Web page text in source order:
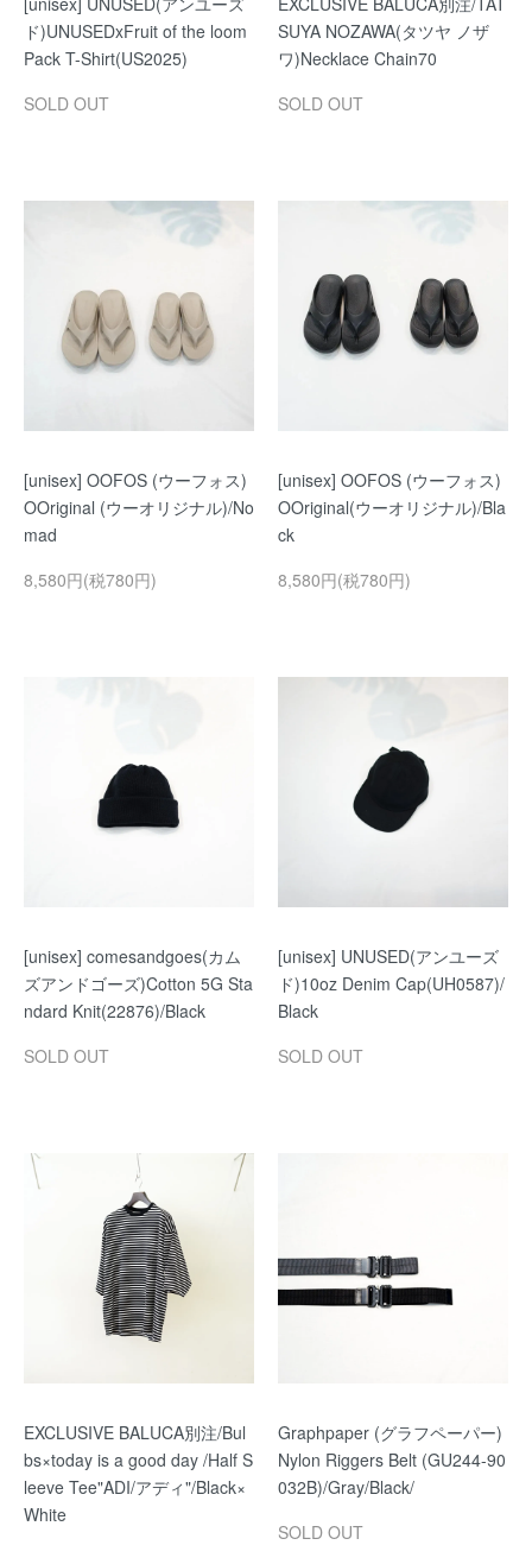
ド)UNUSEDxFruit of the loom
Pack T-Shirt(US2025)
SOLD OUT
SUYA NOZAWA(タツヤ ノザ
ワ)Necklace Chain70
SOLD OUT
[unisex] OOFOS (ウーフォス)
OOriginal (ウーオリジナル)/No
mad
8,580円(税780円)
[unisex] OOFOS (ウーフォス)
OOriginal(ウーオリジナル)/Bla
ck
8,580円(税780円)
[unisex] comesandgoes(カム
ズアンドゴーズ)Cotton 5G Sta
ndard Knit(22876)/Black
SOLD OUT
[unisex] UNUSED(アンユーズ
ド)10oz Denim Cap(UH0587)/
Black
SOLD OUT
EXCLUSIVE BALUCA別注/Bul
bs×today is a good day /Half S
leeve Tee"ADI/アディ"/Black×
White
Graphpaper (グラフペーパー)
Nylon Riggers Belt (GU244-90
032B)/Gray/Black/
SOLD OUT